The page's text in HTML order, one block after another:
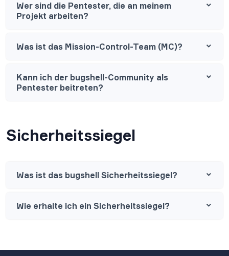
Wer sind die Pentester, die an meinem
Projekt arbeiten?
Was ist das Mission-Control-Team (MC)?
Kann ich der bugshell-Community als
Pentester beitreten?
Sicherheitssiegel
Was ist das bugshell Sicherheitssiegel?
Wie erhalte ich ein Sicherheitssiegel?